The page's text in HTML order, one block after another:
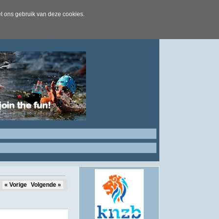
ons gebruik van deze cookies.
« Vorige Volgende »